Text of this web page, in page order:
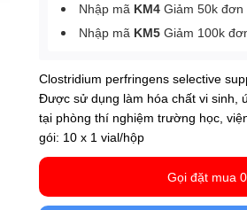
Nhập mã KM4 Giảm 50k
Nhập mã KM5 Giảm 100k
Clostridium perfringens selective
Được sử dụng làm hóa chất vi sinh,
tại phòng thí nghiệm trường học,
gói: 10 x 1 vial/hộp
Gọi đặt mua